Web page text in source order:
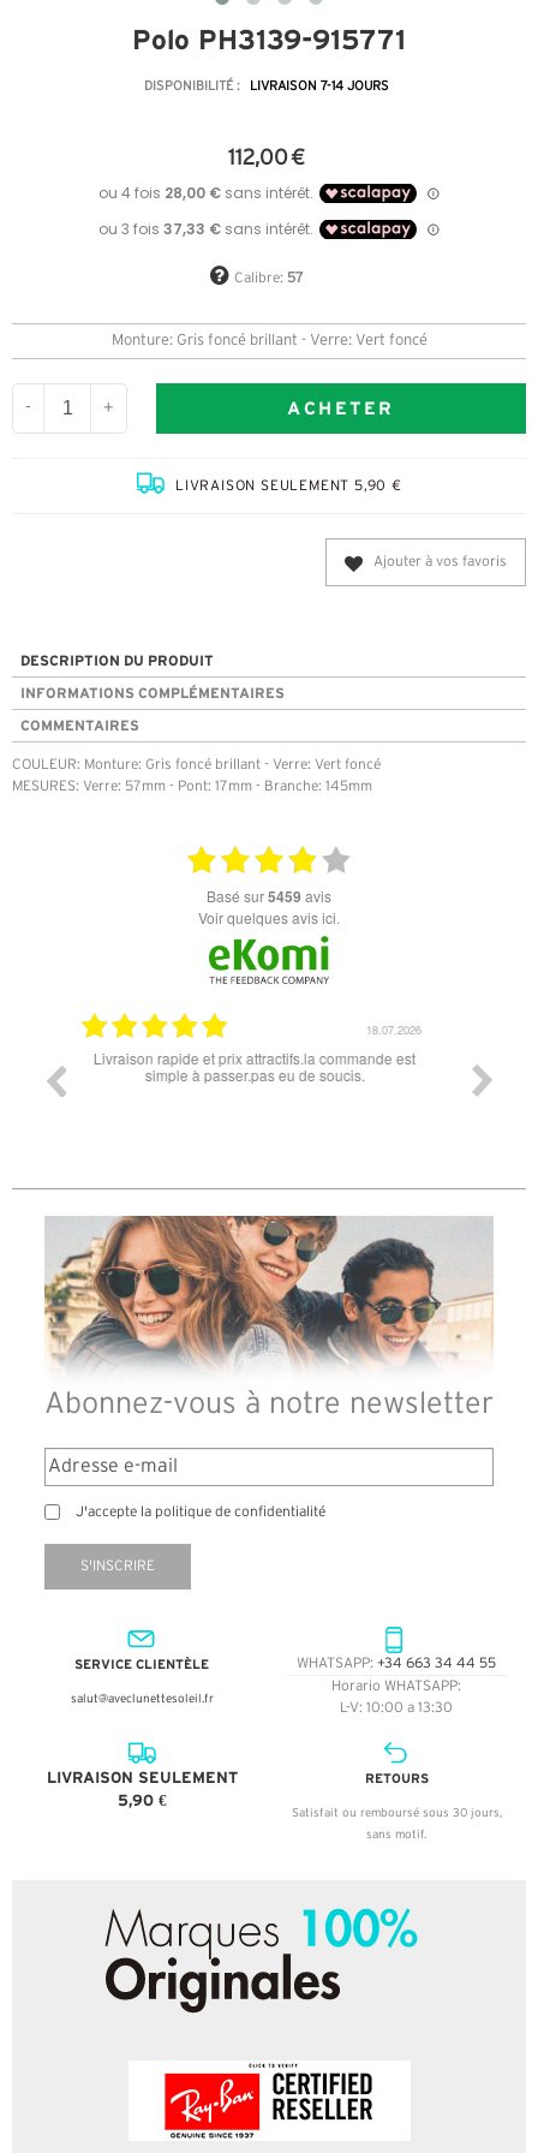
Polo PH3139-915771
DISPONIBILITÉ : LIVRAISON 7-14 JOURS
112,00 €
Calibre: 57
Monture: Gris foncé brillant - Verre: Vert foncé
- + ACHETER
LIVRAISON SEULEMENT 5,90 €
Ajouter à vos favoris
DESCRIPTION DU PRODUIT
INFORMATIONS COMPLÉMENTAIRES
COMMENTAIRES
COULEUR: Monture: Gris foncé brillant - Verre: Vert foncé
MESURES: Verre: 57mm - Pont: 17mm - Branche: 145mm
basé sur5459 avis
Voir quelques avis ici.
06.07.2026
Super lunette merci pour les lunettes pour l'éclipse
Abonnez-vous à notre newsletter
J'accepte la politique de confidentialité
S'INSCRIRE
SERVICE CLIENTÈLE
salut@aveclunettesoleil.fr
WHATSAPP: +34 663 34 44 55
Horario WHATSAPP:
L-V: 10:00 a 13:30
LIVRAISON SEULEMENT
5,90 €
RETOURS
Satisfait ou remboursé sous 30 jours,
sans motif.